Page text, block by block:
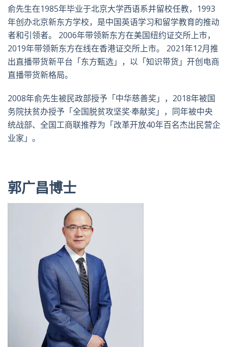
俞先生在1985年毕业于北京大学西语系并留校任教，1993
年创办北京新东方学校，是中国英语学习和留学教育的推动
者和引领者。 2006年带领新东方在美国纽约证交所上市，
2019年带领新东方在线在香港证交所上市。 2021年12月推
出直播带货新平台「东方甄选」，以「知识带货」开创电商
直播带货新格局。
2008年俞先生被民政部授予「中华慈善奖」，2018年被国
务院扶贫办授予「全国脱贫攻坚奖·奉献奖」，同年被中央
统战部、全国工商联推荐为「改革开放40年百名杰出民营企
业家」。
郭广昌博士